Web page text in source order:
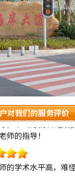
对我们的服务评价
明，本人是做法务
吃空晌的，后来请
，不出月就 开始改
师的指导！
的学术水平高，难
月找老师调理一下